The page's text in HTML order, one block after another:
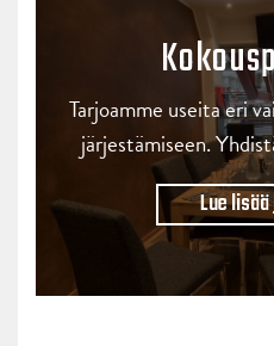
Tarjoamme useita eri
järjestämiseen.
Lue